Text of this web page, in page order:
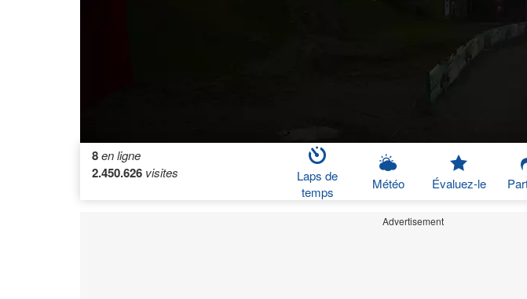
8en ligne
2.450.626 visites
Laps de
temps
Météo Évaluez-le
Advertisement